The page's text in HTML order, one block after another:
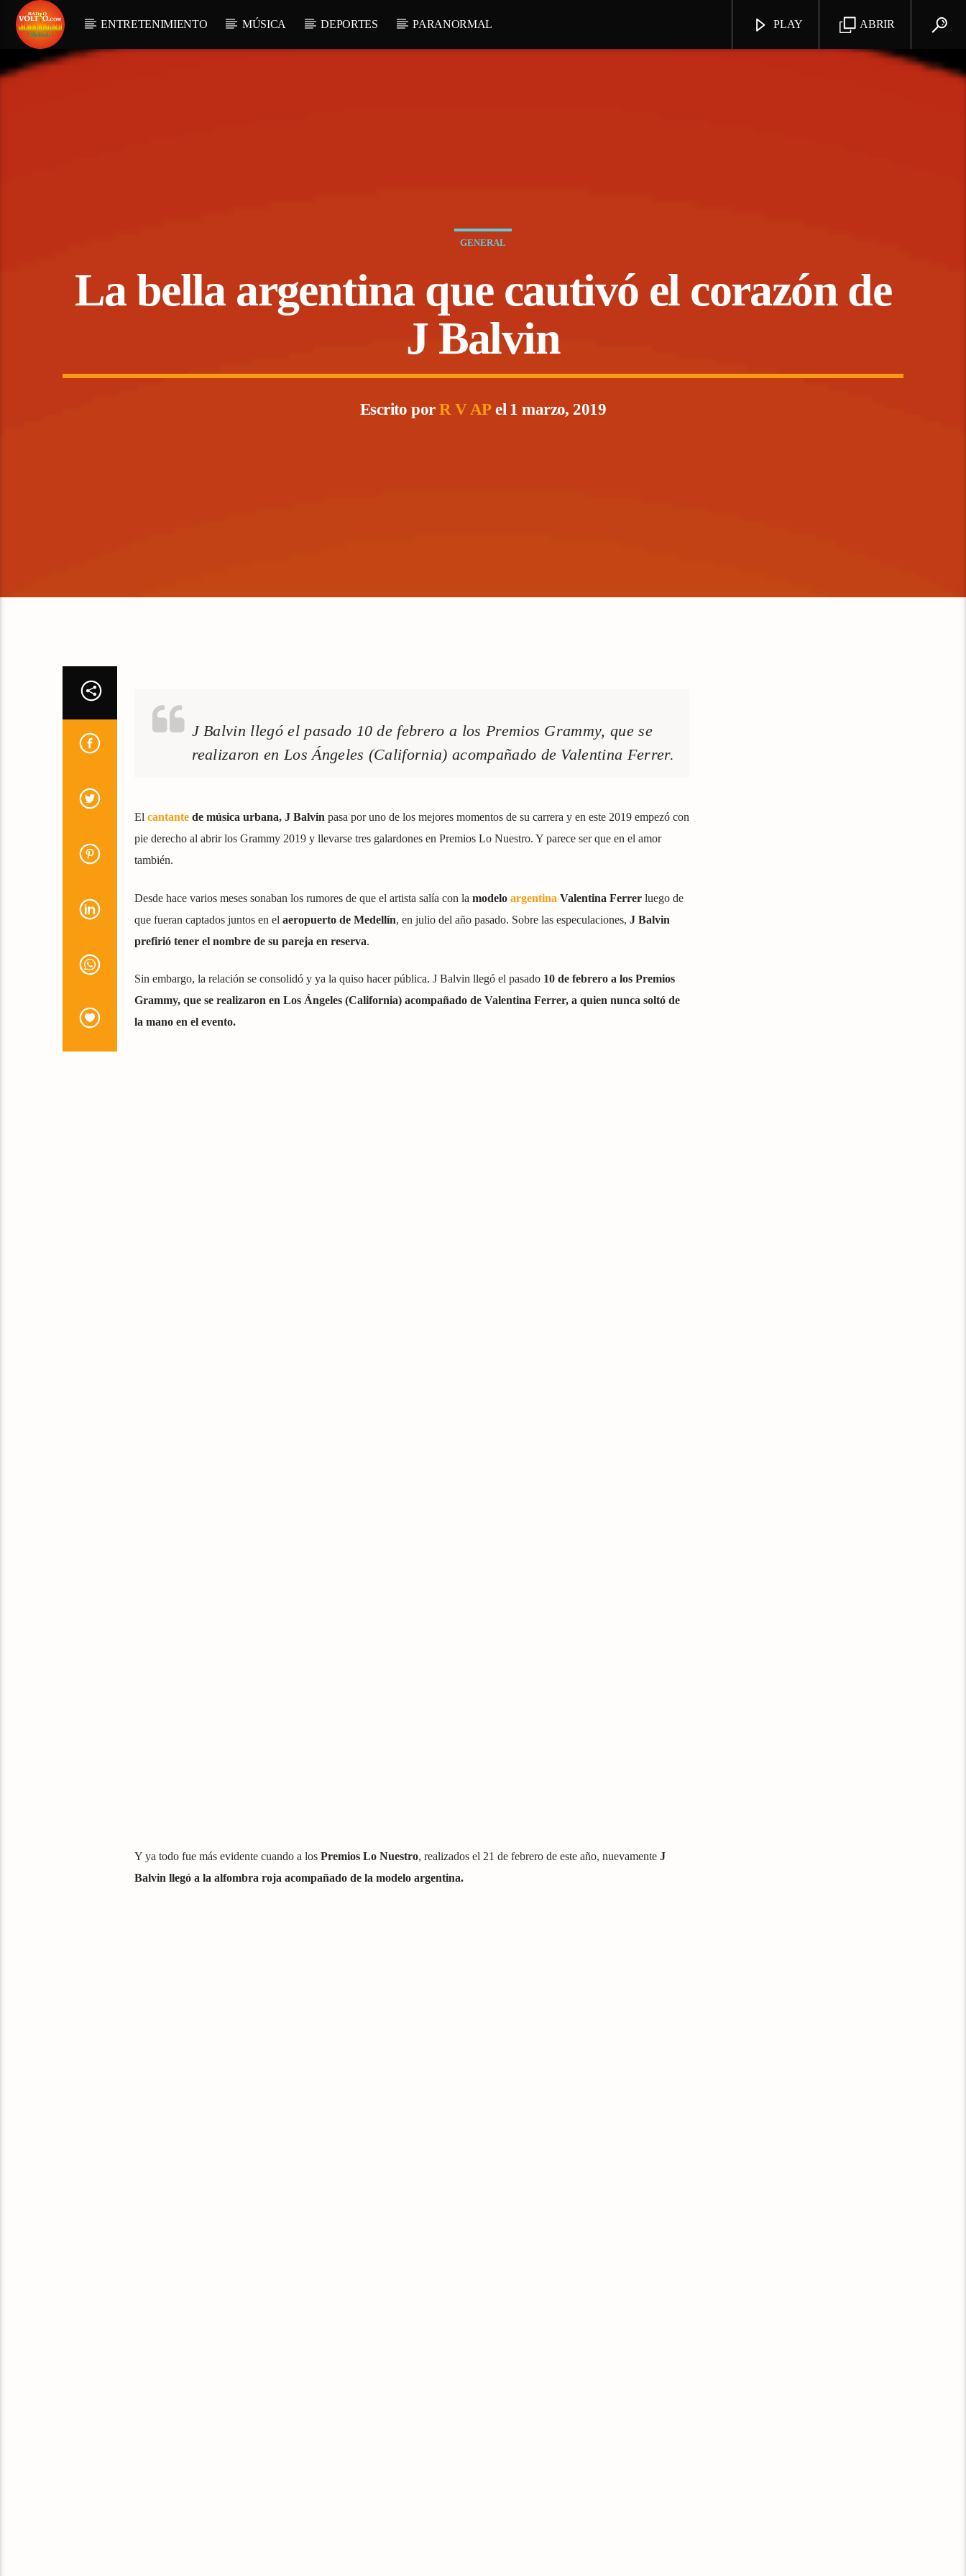
ENTRETENIMIENTO MÚSICA DEPORTES PARANORMAL ABRIR
PLAY
GENERAL
La bella argentina que cautivó el corazón de
J Balvin
Escrito porR V APel 1 marzo, 2019
J Balvin llegó el pasado 10 de febrero a los Premios Grammy, que se
realizaron en Los Ángeles (California) acompañado de Valentina Ferrer.
El cantantede música urbana, J Balvin pasa por uno de los mejores momentos de su carrera y en este 2019 empezó con
pie derecho al abrir los Grammy 2019 y llevarse tres galardones en Premios Lo Nuestro. Y parece ser que en el amor
también.
Desde hace varios meses sonaban los rumores de que el artista salía con la modelo argentina Valentina Ferrerluego de
que fueran captados juntos en el aeropuerto de Medellín, en julio del año pasado. Sobre las especulaciones, J Balvin
prefirió tener el nombre de su pareja en reserva.
Sin embargo, la relación se consolidó y ya la quiso hacer pública. J Balvin llegó el pasado 10 de febrero a los Premios
Grammy, que se realizaron en Los Ángeles (California) acompañado de Valentina Ferrer, a quien nunca soltó de
la mano en el evento.
Y ya todo fue más evidente cuando a los Premios Lo Nuestro, realizados el 21 de febrero de este año, nuevamenteJ
Balvin llegó a la alfombra roja acompañado de la modelo argentina.